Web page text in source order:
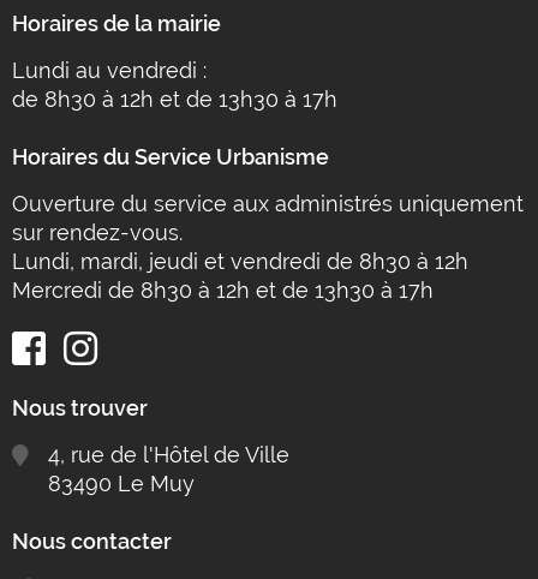
Horaires de la mairie
Lundi au vendredi :
de 8h30 à 12h et de 13h30 à 17h
Horaires du Service Urbanisme
Ouverture du service aux administrés uniquement
sur rendez-vous.
Lundi, mardi, jeudi et vendredi de 8h30 à 12h
Mercredi de 8h30 à 12h et de 13h30 à 17h
Nous trouver
4, rue de l'Hôtel de Ville
83490 Le Muy
Nous contacter